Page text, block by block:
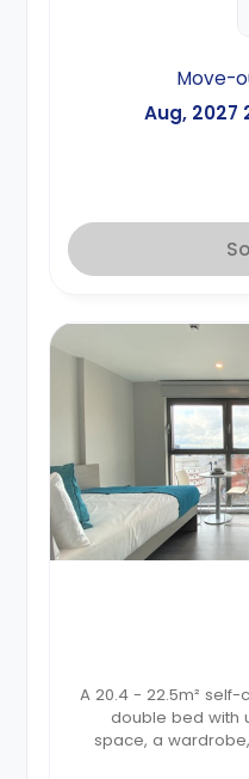
Move-
A 20.4 - 22.5m²
double bed with
space, a
suite bathroom,